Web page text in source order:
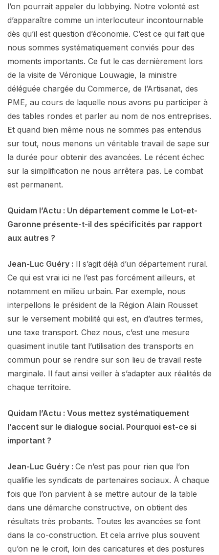
l’on pourrait appeler du lobbying. Notre volonté est
d’apparaître comme un interlocuteur incontournable
dès qu’il est question d’économie. C’est ce qui fait que
nous sommes systématiquement conviés pour des
moments importants. Ce fut le cas dernièrement lors
de la visite de Véronique Louwagie, la ministre
déléguée chargée du Commerce, de l’Artisanat, des
PME, au cours de laquelle nous avons pu participer à
des tables rondes et parler au nom de nos entreprises.
Et quand bien même nous ne sommes pas entendus
sur tout, nous menons un véritable travail de sape sur
la durée pour obtenir des avancées. Le récent échec
sur la simplification ne nous arrêtera pas. Le combat
est permanent.
Quidam l’Actu : Un département comme le Lot-et-
Garonne présente-t-il des spécificités par rapport
aux autres ?
Jean-Luc Guéry : Il s’agit déjà d’un département rural.
Ce qui est vrai ici ne l’est pas forcément ailleurs, et
notamment en milieu urbain. Par exemple, nous
interpellons le président de la Région Alain Rousset
sur le versement mobilité qui est, en d’autres termes,
une taxe transport. Chez nous, c’est une mesure
quasiment inutile tant l’utilisation des transports en
commun pour se rendre sur son lieu de travail reste
marginale. Il faut ainsi veiller à s’adapter aux réalités de
chaque territoire.
Quidam l’Actu : Vous mettez systématiquement
l’accent sur le dialogue social. Pourquoi est-ce si
important ?
Jean-Luc Guéry : Ce n’est pas pour rien que l’on
qualifie les syndicats de partenaires sociaux. À chaque
fois que l’on parvient à se mettre autour de la table
dans une démarche constructive, on obtient des
résultats très probants. Toutes les avancées se font
dans la co-construction. Et cela arrive plus souvent
qu’on ne le croit, loin des caricatures et des postures